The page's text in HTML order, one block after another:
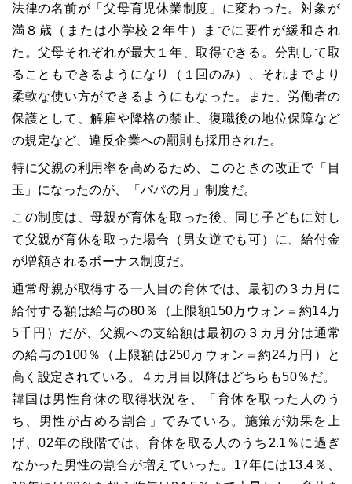
法律の名前が「父母育児休業制度」に変わった。対象が
満８歳（または小学校２年生）までに要件が緩和され
た。父母それぞれが最大１年、取得できる。分割して取
ることもできるようになり（１回のみ）、それまでより
柔軟な使い方ができるようにもなった。また、労働者の
保護として、解雇や降格の禁止、復職後の地位保障など
の規定など、違反企業への罰則も採用された。
特に父親の利用率を高めるため、このときの改正で「目
玉」になったのが、「パパの月」制度だ。
この制度は、母親が育休を取った後、同じ子どもに対し
て父親が育休を取った場合（男女逆でも可）に、給付金
が増額されるボーナス制度だ。
通常母親が取得する一人目の育休では、最初の３カ月に
給付する額は給与の80％（上限額150万ウォン＝約14万
5千円）だが、父親への支給額は最初の３カ月分は通常
の給与の100％（上限額は250万ウォン＝約24万円）と
高く設定されている。４カ月目以降はどちらも50％だ。
韓国は男性育休の取得状況を、「育休を取った人のう
ち、男性が占める割合」でみている。施策が効果を上
げ、02年の段階では、育休を取る人のうち2.1％に過ぎ
なかった男性の割合が増えていった。17年には13.4％、